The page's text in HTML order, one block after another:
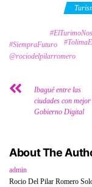
#SiempraFuturo
@rociodelpilarromero
Ibagué entre las
ciudades con mejor
Gobierno Digital
About The
admin
Rocio Del Pilar Romero